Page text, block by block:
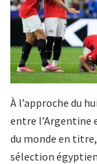
À l’approche du
entre l’Argentine
du monde en
sélection